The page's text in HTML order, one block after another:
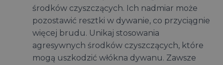
środków czyszczących. Ich nadmiar może
pozostawić resztki w dywanie, co przyciągnie
więcej brudu. Unikaj stosowania
agresywnych środków czyszczących, które
mogą uszkodzić włókna dywanu. Zawsze